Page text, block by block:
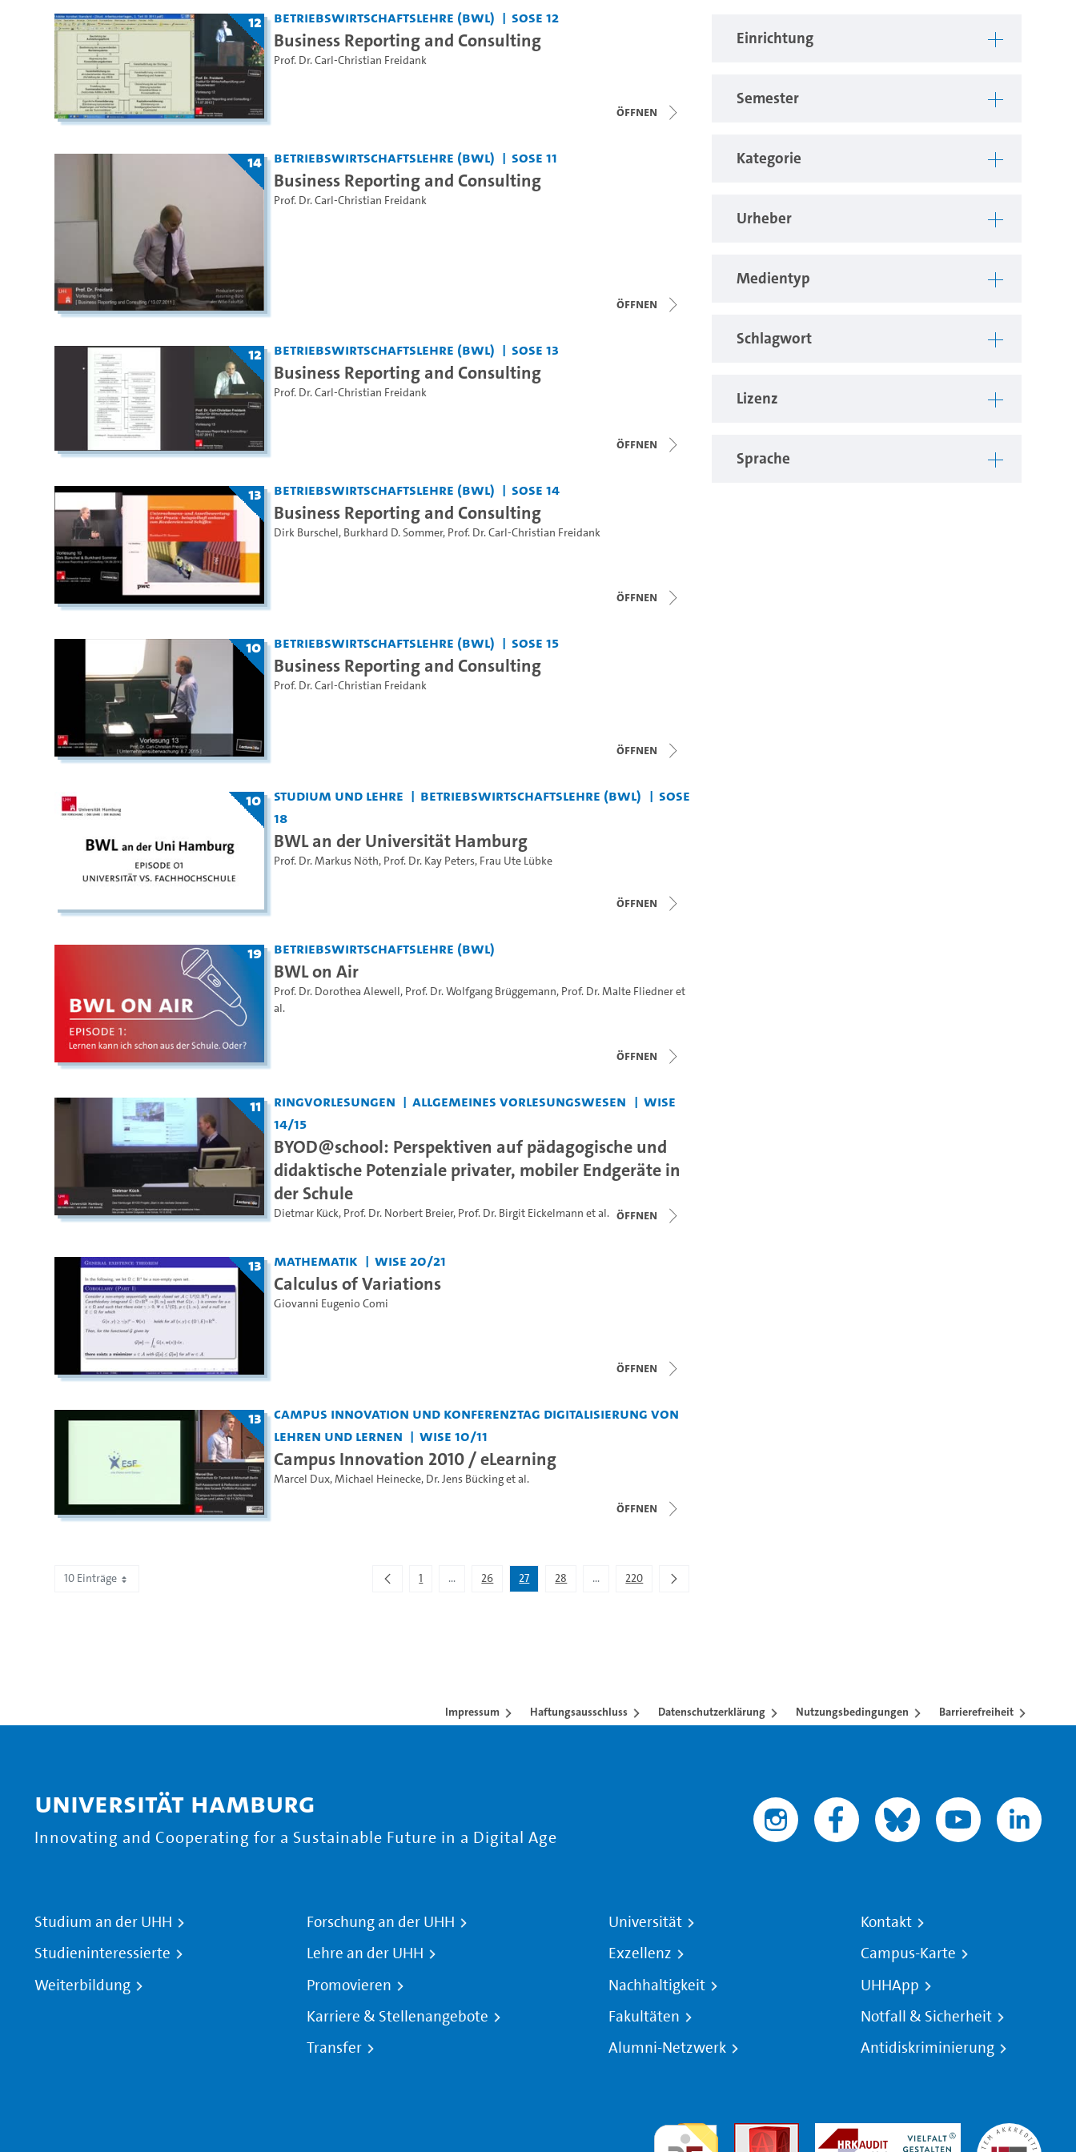
Einrichtung
Semester
Kategorie
Urheber
Medientyp
Schlagwort
Lizenz
Sprache
12 Betriebswirtschaftslehre (BWL) SoSe 12
Business Reporting and Consulting
Prof. Dr. Carl-Christian Freidank
Öffnen
14 Betriebswirtschaftslehre (BWL) SoSe 11
Business Reporting and Consulting
Prof. Dr. Carl-Christian Freidank
Öffnen
12 Betriebswirtschaftslehre (BWL) SoSe 13
Business Reporting and Consulting
Prof. Dr. Carl-Christian Freidank
Öffnen
13 Betriebswirtschaftslehre (BWL) SoSe 14
Business Reporting and Consulting
Dirk Burschel, Burkhard D. Sommer, Prof. Dr. Carl-Christian Freidank
Öffnen
10 Betriebswirtschaftslehre (BWL) SoSe 15
Business Reporting and Consulting
Prof. Dr. Carl-Christian Freidank
Öffnen
10 Studium und Lehre Betriebswirtschaftslehre (BWL)
SoSe
18
BWL an der Universität Hamburg
Prof. Dr. Markus Nöth, Prof. Dr. Kay Peters, Frau Ute Lübke
Öffnen
19 Betriebswirtschaftslehre (BWL)
BWL on Air
Prof. Dr. Dorothea Alewell, Prof. Dr. Wolfgang Brüggemann, Prof. Dr. Malte Fliedneret
al.
Öffnen
11 Ringvorlesungen Allgemeines Vorlesungswesen
WiSe
14/15
BYOD@school: Perspektiven auf pädagogische und
didaktische Potenziale privater, mobiler Endgeräte in
der Schule
Dietmar Kück, Prof. Dr. Norbert Breier, Prof. Dr. Birgit Eickelmann et al. Öffnen
13 Mathematik WiSe 20/21
Calculus of Variations
Giovanni Eugenio Comi
Öffnen
13
Campus Innovation und Konferenztag Digitalisierung von
Lehren und Lernen
WiSe 10/11
Campus Innovation 2010 / eLearning
Marcel Dux,Michael Heinecke, Dr. Jens Bückinget al.
Öffnen
10 Einträge 1 ...Zwischenseiten Navigieren mit TAB-Taste.
26 27 28 ...Zwischenseiten Navigieren mit TAB-Taste.
220
Impressum Haftungsausschluss Datenschutzerklärung Nutzungsbedingungen Barrierefreiheit
Universität Hamburg
Innovating and Cooperating for a Sustainable Future in a Digital Age
Studium an der UHH
Studieninteressierte
Weiterbildung
Forschung an der UHH
Lehre an der UHH
Promovieren
Karriere & Stellenangebote
Transfer
Universität
Exzellenz
Nachhaltigkeit
Fakultäten
Alumni-Netzwerk
Kontakt
Campus-Karte
UHHApp
Notfall & Sicherheit
Antidiskriminierung